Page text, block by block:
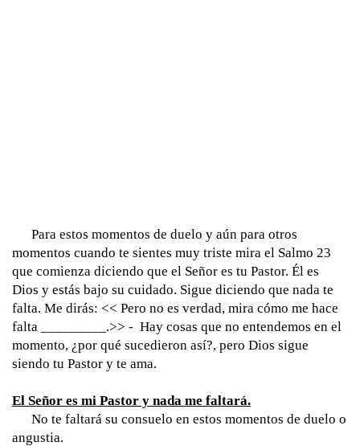
momentos cuando te sientes muy triste mira el Salmo 23
que comienza diciendo que el Señor es tu Pastor. Él es
Dios y estás bajo su cuidado. Sigue diciendo que nada te
falta. Me dirás: << Pero no es verdad, mira cómo me hace
falta _________.>> -  Hay cosas que no entendemos en el
momento, ¿por qué sucedieron así?, pero Dios sigue
siendo tu Pastor y te ama.
El Señor es mi Pastor y nada me faltará.
angustia.